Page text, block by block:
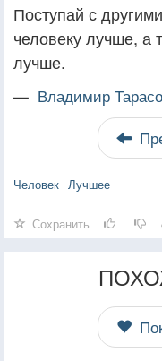
Поступай с
человеку лучше, а
лучше.
— Владимир
Человек Лучшее
Сохранить